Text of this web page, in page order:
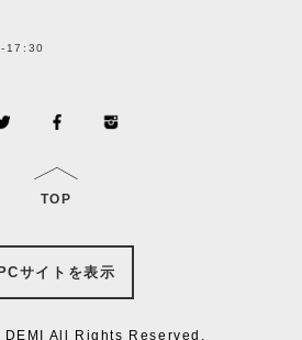
17:30
TOP
PCサイトを表示
All Rights Reserved.